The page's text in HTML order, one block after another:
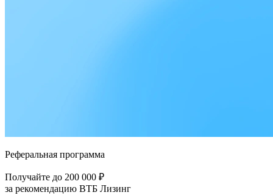
Реферальная программа
Получайте до 200 000 ₽
за рекомендацию ВТБ Лизинг